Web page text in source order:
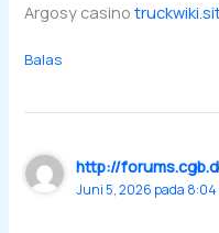
Argosy casino
Balas
http://
Juni 5, 2026 pada 8:04